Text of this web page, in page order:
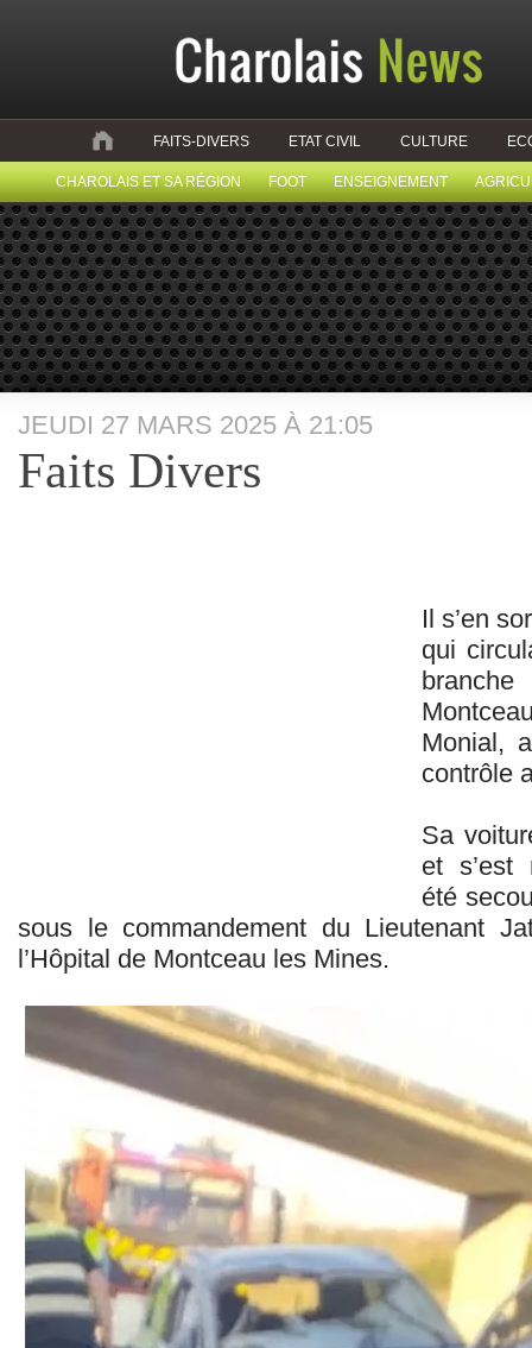
FAITS-DIVERS ETAT CIVIL CULTURE
CHAROLAIS ET SA RÉGION FOOT ENSEIGNEMENT
JEUDI 27 MARS 2025 À 21:05
Faits Divers
Il s’en
qui
Monial,
contrôle
Sa
et s’est
été
sous le commandement du Lieutenant
l’Hôpital de Montceau les Mines.